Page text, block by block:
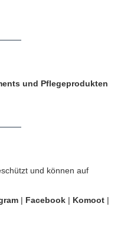
und Pflegeprodukten
und können auf
| Facebook | Komoot |